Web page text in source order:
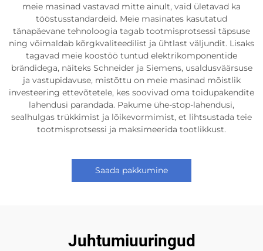
meie masinad vastavad mitte ainult, vaid ületavad ka
tööstusstandardeid. Meie masinates kasutatud
tänapäevane tehnoloogia tagab tootmisprotsessi täpsuse
ning võimaldab kõrgkvaliteedilist ja ühtlast väljundit. Lisaks
tagavad meie koostöö tuntud elektrikomponentide
brändidega, näiteks Schneider ja Siemens, usaldusväärsuse
ja vastupidavuse, mistõttu on meie masinad mõistlik
investeering ettevõtetele, kes soovivad oma toidupakendite
lahendusi parandada. Pakume ühe-stop-lahendusi,
sealhulgas trükkimist ja lõikevormimist, et lihtsustada teie
tootmisprotsessi ja maksimeerida tootlikkust.
Saada pakkumine
Juhtumiuuringud